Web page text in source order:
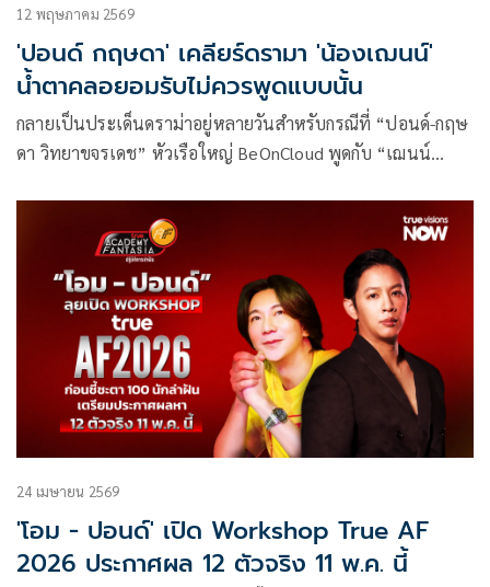
12 พฤษภาคม 2569
'ปอนด์ กฤษดา' เคลียร์ดรามา 'น้องเฌนน์'
น้ำตาคลอยอมรับไม่ควรพูดแบบนั้น
กลายเป็นประเด็นดราม่าอยู่หลายวันสำหรับกรณีที่ “ปอนด์-กฤษ
ดา วิทยาขจรเดช” หัวเรือใหญ่ BeOnCloud พูดกับ “เฌนน์
Fantasia 2026 ว่าการพูดแต่ภาษาอังกฤษในการแข่งขันดู
เหมือนการโชว์ออฟ จนเกิดเสียงวิจารณ์มากมาย
24 เมษายน 2569
'โอม - ปอนด์' เปิด Workshop True AF
2026 ประกาศผล 12 ตัวจริง 11 พ.ค. นี้